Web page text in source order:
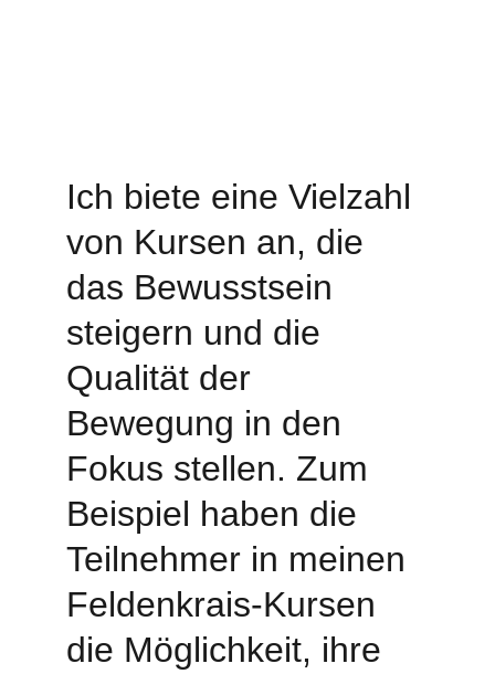
Ich biete eine Vielzahl
von Kursen an, die
das Bewusstsein
steigern und die
Qualität der
Bewegung in den
Fokus stellen. Zum
Beispiel haben die
Teilnehmer in meinen
Feldenkrais-Kursen
die Möglichkeit, ihre